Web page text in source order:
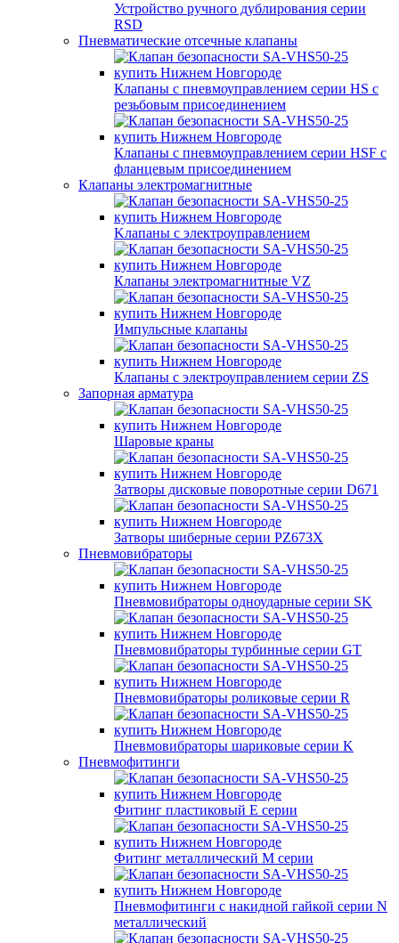
Устройство ручного дублирования серии
RSD
Пневматические отсечные клапаны
Клапаны с пневмоуправлением серии HS с
резьбовым присоединением
Клапаны с пневмоуправлением серии HSF с
фланцевым присоединением
Клапаны электромагнитные
Kлапаны с электроуправлением
Клапаны электромагнитные VZ
Импульсные клапаны
Клапаны с электроуправлением серии ZS
Запорная арматура
Шаровые краны
Затворы дисковые поворотные серии D671
Затворы шиберные серии PZ673X
Пневмовибраторы
Пневмовибраторы одноударные серии SK
Пневмовибраторы турбинные серии GT
Пневмовибраторы роликовые серии R
Пневмовибраторы шариковые серии K
Пневмофитинги
Фитинг пластиковый E серии
Фитинг металлический M серии
Пневмофитинги с накидной гайкой серии N
металлический